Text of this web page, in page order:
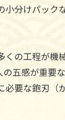
分けパック
の工程が機
五感が重要
必要な鉋刃（